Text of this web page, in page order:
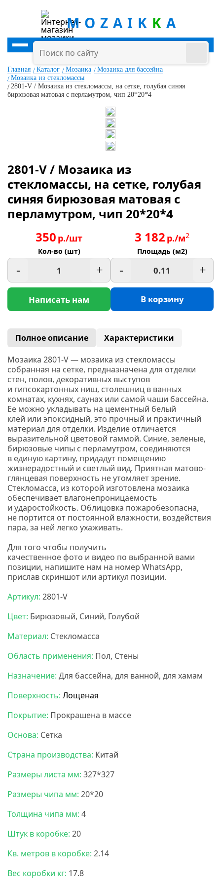
MOZAIK K A
Главная Каталог Мозаика
Мозаика для бассейна
Мозаика из стекломассы
2801-V / Мозаика из стекломассы, на сетке, голубая синяя
бирюзовая матовая с перламутром, чип 20*20*4
2801-V / Мозаика из
стекломассы, на сетке, голубая
синяя бирюзовая матовая с
перламутром, чип 20*20*4
350 р./шт
Кол-во (шт)
- +
Написать нам
3 182 р./м2
Площадь (м2)
- +
В корзину
Полное описание
Характеристики
Мозаика 2801-V — мозаика из стекломассы
собранная на сетке, предназначена для отделки
стен, полов, декоративных выступов
и гипсокартонных ниш, столешниц в ванных
комнатах, кухнях, саунах или самой чаши бассейна.
Ее можно укладывать на цементный белый
клей или эпоксидный, это прочный и практичный
материал для отделки. Изделие отличается
выразительной цветовой гаммой. Синие, зеленые,
бирюзовые чипы с перламутром, соединяются
в единую картину, придадут помещению
жизнерадостный и светлый вид. Приятная матово-
глянцевая поверхность не утомляет зрение.
Стекломасса, из которой изготовлена мозаика
обеспечивает влагонепроницаемость
и ударостойкость. Облицовка пожаробезопасна,
не портится от постоянной влажности, воздействия
пара, за ней легко ухаживать.
Для того чтобы получить
качественное фото и видео по выбранной вами
позиции, напишите нам на номер WhatsApp,
прислав скриншот или артикул позиции.
Артикул: 2801-V
Цвет: Бирюзовый, Синий, Голубой
Материал: Стекломасса
Область применения: Пол, Стены
Назначение: Для бассейна, для ванной, для хамам
Поверхность: Лощеная
Покрытие: Прокрашена в массе
Основа: Сетка
Страна производства: Китай
Размеры листа мм: 327*327
Размеры чипа мм: 20*20
Толщина чипа мм: 4
Штук в коробке: 20
Кв. метров в коробке: 2.14
Вес коробки кг: 17.8